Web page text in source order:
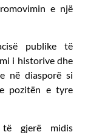
e një
publike të
i historive dhe
në diasporë si
pozitën e tyre
të gjerë midis